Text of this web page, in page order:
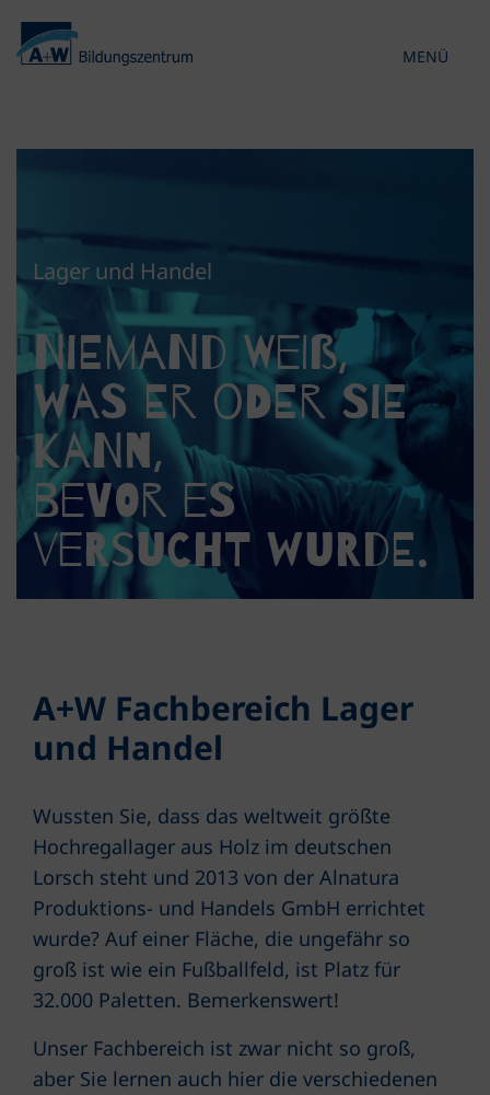
MENÜ
Lager und Handel
Niemand weiß,
was er oder sie
kann,
bevor es
versucht wurde.
A+W Fachbereich Lager
und Handel
Wussten Sie, dass das weltweit größte
Hochregallager aus Holz im deutschen
Lorsch steht und 2013 von der Alnatura
Produktions- und Handels GmbH errichtet
wurde? Auf einer Fläche, die ungefähr so
groß ist wie ein Fußballfeld, ist Platz für
32.000 Paletten. Bemerkenswert!
Unser Fachbereich ist zwar nicht so groß,
aber Sie lernen auch hier die verschiedenen